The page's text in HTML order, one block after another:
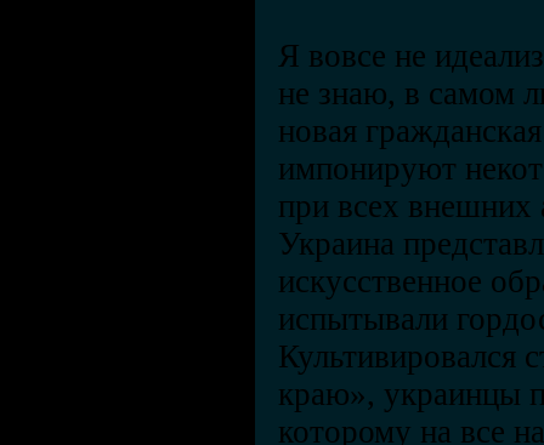
Я вовсе не
не знаю, в самом
новая
импонируют
при всех внешних
Украина
искусственное
испытывали
Культивировался
краю», украинцы
которому на все